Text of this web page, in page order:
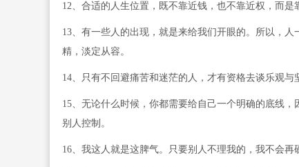
12、合适的人生位置，既不靠近钱，也不靠近权，而
13、有一些人的出现，就是来给我们开眼的。所以，
精，淡定从容。
14、只有不回避痛苦和迷茫的人，才有资格去谈乐观与
15、无论什么时候，你都需要给自己一个明确的底线
别人控制。
16、我这人就是这脾气。只要别人不理我的，我不会